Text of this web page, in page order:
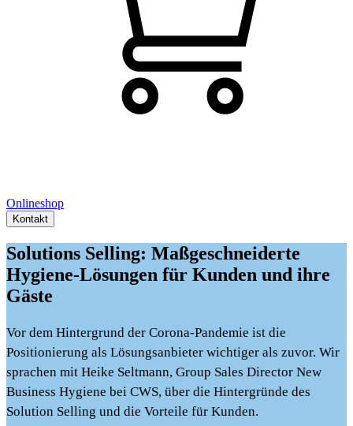
Onlineshop
Kontakt
Solutions Selling: Maßgeschneiderte
Hygiene-Lösungen für Kunden und ihre
Gäste
Vor dem Hintergrund der Corona-Pandemie ist die
Positionierung als Lösungsanbieter wichtiger als zuvor. Wir
sprachen mit Heike Seltmann, Group Sales Director New
Business Hygiene bei CWS, über die Hintergründe des
Solution Selling und die Vorteile für Kunden.